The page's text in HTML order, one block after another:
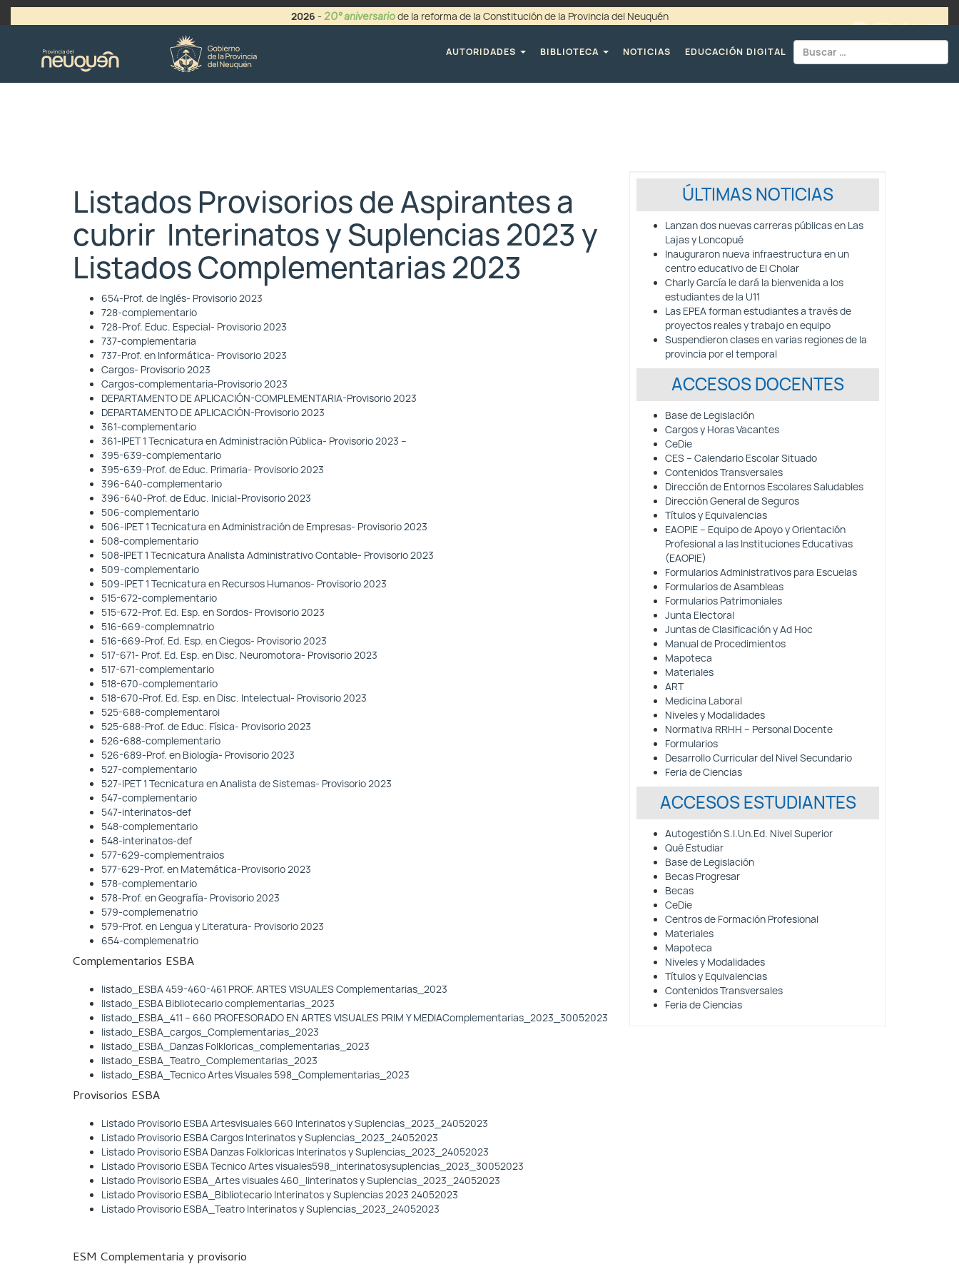
2026 - 20° aniversariode la reforma de la Constitución de la Provincia del Neuquén
AUTORIDADES
BIBLIOTECA NOTICIAS EDUCACIÓN DIGITAL
Listados Provisorios de Aspirantes a
cubrir Interinatos y Suplencias 2023 y
Listados Complementarias 2023
654-Prof. de Inglés- Provisorio 2023
728-complementario
728-Prof. Educ. Especial- Provisorio 2023
737-complementaria
737-Prof. en Informática- Provisorio 2023
Cargos- Provisorio 2023
Cargos-complementaria-Provisorio 2023
DEPARTAMENTO DE APLICACIÓN-COMPLEMENTARIA-Provisorio 2023
DEPARTAMENTO DE APLICACIÓN-Provisorio 2023
361-complementario
361-IPET 1 Tecnicatura en Administración Pública- Provisorio 2023 –
395-639-complementario
395-639-Prof. de Educ. Primaria- Provisorio 2023
396-640-complementario
396-640-Prof. de Educ. Inicial-Provisorio 2023
506-complementario
506-IPET 1 Tecnicatura en Administración de Empresas- Provisorio 2023
508-complementario
508-IPET 1 Tecnicatura Analista Administrativo Contable- Provisorio 2023
509-complementario
509-IPET 1 Tecnicatura en Recursos Humanos- Provisorio 2023
515-672-complementario
515-672-Prof. Ed. Esp. en Sordos- Provisorio 2023
516-669-complemnatrio
516-669-Prof. Ed. Esp. en Ciegos- Provisorio 2023
517-671- Prof. Ed. Esp. en Disc. Neuromotora- Provisorio 2023
517-671-complementario
518-670-complementario
518-670-Prof. Ed. Esp. en Disc. Intelectual- Provisorio 2023
525-688-complementaroi
525-688-Prof. de Educ. Física- Provisorio 2023
526-688-complementario
526-689-Prof. en Biología- Provisorio 2023
527-complementario
527-IPET 1 Tecnicatura en Analista de Sistemas- Provisorio 2023
547-complementario
547-interinatos-def
548-complementario
548-interinatos-def
577-629-complementraios
577-629-Prof. en Matemática-Provisorio 2023
578-complementario
578-Prof. en Geografía- Provisorio 2023
579-complemenatrio
579-Prof. en Lengua y Literatura- Provisorio 2023
654-complemenatrio
Complementarios ESBA
listado_ESBA 459-460-461 PROF. ARTES VISUALES Complementarias_2023
listado_ESBA Bibliotecario complementarias_2023
listado_ESBA_411 – 660 PROFESORADO EN ARTES VISUALES PRIM Y MEDIAComplementarias_2023_30052023
listado_ESBA_cargos_Complementarias_2023
listado_ESBA_Danzas Folkloricas_complementarias_2023
listado_ESBA_Teatro_Complementarias_2023
listado_ESBA_Tecnico Artes Visuales 598_Complementarias_2023
Provisorios ESBA
Listado Provisorio ESBA Artesvisuales 660 Interinatos y Suplencias_2023_24052023
Listado Provisorio ESBA Cargos Interinatos y Suplencias_2023_24052023
Listado Provisorio ESBA Danzas Folkloricas Interinatos y Suplencias_2023_24052023
Listado Provisorio ESBA Tecnico Artes visuales598_interinatosysuplencias_2023_30052023
Listado Provisorio ESBA_Artes visuales 460_Iinterinatos y Suplencias_2023_24052023
Listado Provisorio ESBA_Bibliotecario Interinatos y Suplencias 2023 24052023
Listado Provisorio ESBA_Teatro Interinatos y Suplencias_2023_24052023
ESM Complementaria y provisorio
ÚLTIMAS NOTICIAS
Lanzan dos nuevas carreras públicas en Las
Lajas y Loncopué
Inauguraron nueva infraestructura en un
centro educativo de El Cholar
Charly García le dará la bienvenida a los
estudiantes de la U11
Las EPEA forman estudiantes a través de
proyectos reales y trabajo en equipo
Suspendieron clases en varias regiones de la
provincia por el temporal
ACCESOS DOCENTES
Base de Legislación
Cargos y Horas Vacantes
CeDie
CES – Calendario Escolar Situado
Contenidos Transversales
Dirección de Entornos Escolares Saludables
Dirección General de Seguros
Títulos y Equivalencias
EAOPIE – Equipo de Apoyo y Orientación
Profesional a las Instituciones Educativas
(EAOPIE)
Formularios Administrativos para Escuelas
Formularios de Asambleas
Formularios Patrimoniales
Junta Electoral
Juntas de Clasificación y Ad Hoc
Manual de Procedimientos
Mapoteca
Materiales
ART
Medicina Laboral
Niveles y Modalidades
Normativa RRHH – Personal Docente
Formularios
Desarrollo Curricular del Nivel Secundario
Feria de Ciencias
ACCESOS ESTUDIANTES
Autogestión S.I.Un.Ed. Nivel Superior
Qué Estudiar
Base de Legislación
Becas Progresar
Becas
CeDie
Centros de Formación Profesional
Materiales
Mapoteca
Niveles y Modalidades
Títulos y Equivalencias
Contenidos Transversales
Feria de Ciencias